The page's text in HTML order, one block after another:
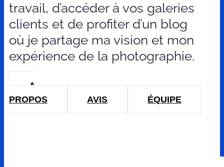
travail, d’accéder à vos galeries
clients et de profiter d’un blog
où je partage ma vision et mon
expérience de la photographie.
A
PROPOS
AVIS ÉQUIPE